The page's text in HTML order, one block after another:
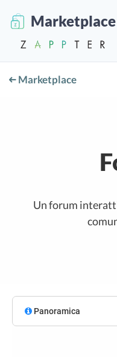
Marketplace
Marketplace
Un forum
Panoramica